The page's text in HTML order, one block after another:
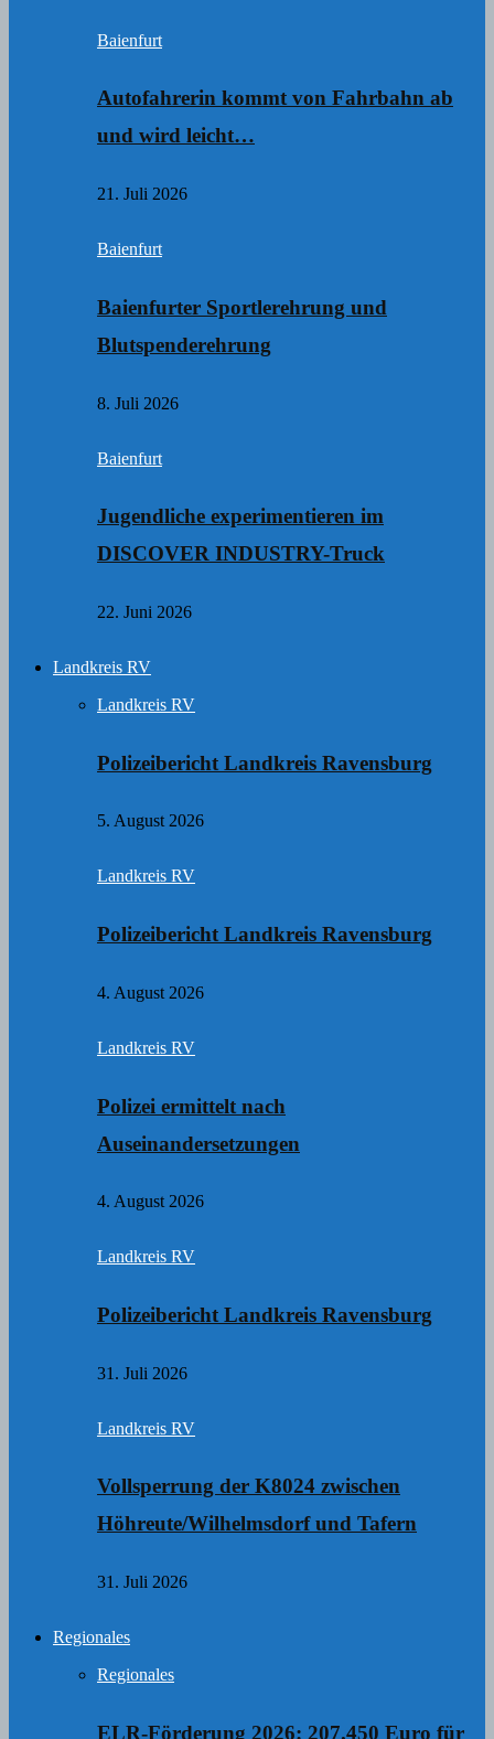
Baienfurt
Autofahrerin kommt von Fahrbahn ab
und wird leicht…
21. Juli 2026
Baienfurt
Baienfurter Sportlerehrung und
Blutspenderehrung
8. Juli 2026
Baienfurt
Jugendliche experimentieren im
DISCOVER INDUSTRY-Truck
22. Juni 2026
Landkreis RV
Landkreis RV
Polizeibericht Landkreis Ravensburg
5. August 2026
Landkreis RV
Polizeibericht Landkreis Ravensburg
4. August 2026
Landkreis RV
Polizei ermittelt nach
Auseinandersetzungen
4. August 2026
Landkreis RV
Polizeibericht Landkreis Ravensburg
31. Juli 2026
Landkreis RV
Vollsperrung der K8024 zwischen
Höhreute/Wilhelmsdorf und Tafern
31. Juli 2026
Regionales
Regionales
ELR-Förderung 2026: 207.450 Euro für